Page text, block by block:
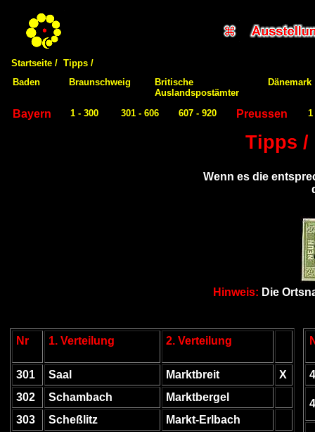
Startseite / Tipps /
Baden
Braunschweig
Britische
Auslandspostämter
Dänemark
Bayern 1 - 300 301 - 606 607 - 920 Preussen 1
Tipps /
Wenn es die
Hinweis: Die
Nr 1. Verteilung 2. Verteilung
301 Saal Marktbreit
X
302
Schambach
Marktbergel
303
Scheßlitz
Markt-Erlbach